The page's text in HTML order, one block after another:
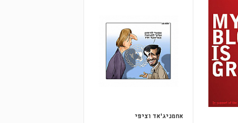
אחמניג'אד וציפי